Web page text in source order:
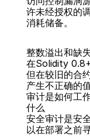
许未经授权的
消耗储备。
整数溢出和缺
在Solidity
但在较旧的合
产生不正确的值
审计是如何工
什么
安全审计是安
以在部署之前